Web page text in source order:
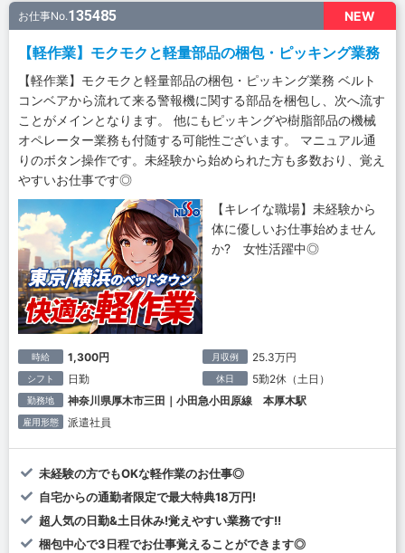
NEW
お仕事No.135485
【軽作業】モクモクと軽量部品の梱包・ピッキング業務
【軽作業】モクモクと軽量部品の梱包・ピッキング業務 ベルト
コンベアから流れて来る警報機に関する部品を梱包し、次へ流す
ことがメインとなります。 他にもピッキングや樹脂部品の機械
オペレーター業務も付随する可能性ございます。 マニュアル通
りのボタン操作です。未経験から始められた方も多数おり、覚え
やすいお仕事です◎
【キレイな職場】未経験から
体に優しいお仕事始めません
か? 女性活躍中◎
時給 1,300円 月収例 25.3万円
シフト 日勤 休日 5勤2休（土日）
勤務地 神奈川県厚木市三田｜小田急小田原線 本厚木駅
雇用形態 派遣社員
未経験の方でもOKな軽作業のお仕事◎
自宅からの通勤者限定で最大特典18万円!
超人気の日勤&土日休み!覚えやすい業務です!!
梱包中心で3日程でお仕事覚えることができます◎